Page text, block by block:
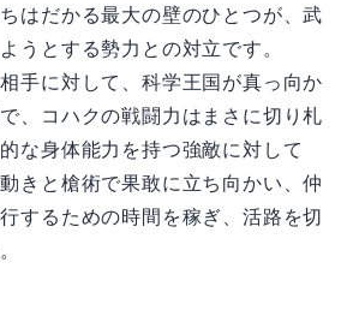
はだかる最大の壁のひとつが、武
うとする勢力との対立です。
手に対して、科学王国が真っ向か
、コハクの戦闘力はまさに切り札
な身体能力を持つ強敵に対して
きと槍術で果敢に立ち向かい、仲
するための時間を稼ぎ、活路を切